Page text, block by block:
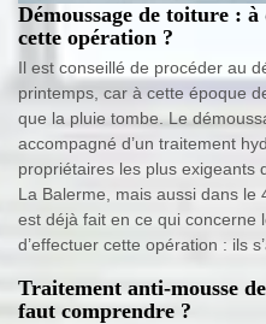
Démoussage de toiture :
cette opération ?
Il est conseillé de procéder au
printemps, car à cette époque
que la pluie tombe. Le
accompagné d’un traitement
propriétaires les plus exigeants
La Balerme, mais aussi dans le
est déjà fait en ce qui concerne
d’effectuer cette opération : ils
Traitement anti-mousse
faut comprendre ?